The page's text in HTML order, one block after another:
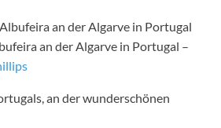
an der Algarve in Portugal –
an der wunderschönen